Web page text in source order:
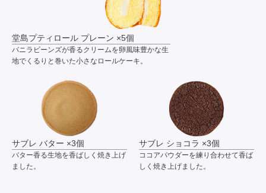
堂島プティロール プレーン ×5個
バニラビーンズが香るクリームを卵風味豊かな生
地でくるりと巻いた小さなロールケーキ。
サブレ バター ×3個
バター香る生地を香ばしく焼き上げ
ました。
サブレ ショコラ ×3個
ココアパウダーを練り合わせて香ば
しく焼き上げました。